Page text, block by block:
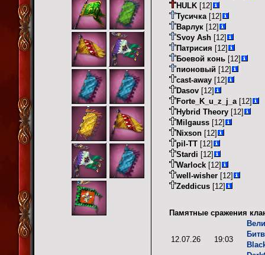
HULK [12]
Тусичка [12]
Варлук [12]
Svoy Ash [12]
Патрисия [12]
Боевой конь [12]
пионовый [12]
cast-away [12]
Dasov [12]
Forte_K_u_z_j_a [12]
Hybrid Theory [12]
Milgauss [12]
Nixson [12]
pil-TT [12]
Stardi [12]
Warlock [12]
well-wisher [12]
Zeddicus [12]
Памятные сражения
12.07.26 19:03